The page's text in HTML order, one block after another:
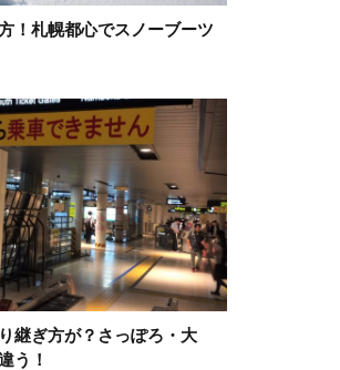
！札幌都心でスノーブーツ
継ぎ方が？さっぽろ・大
う！